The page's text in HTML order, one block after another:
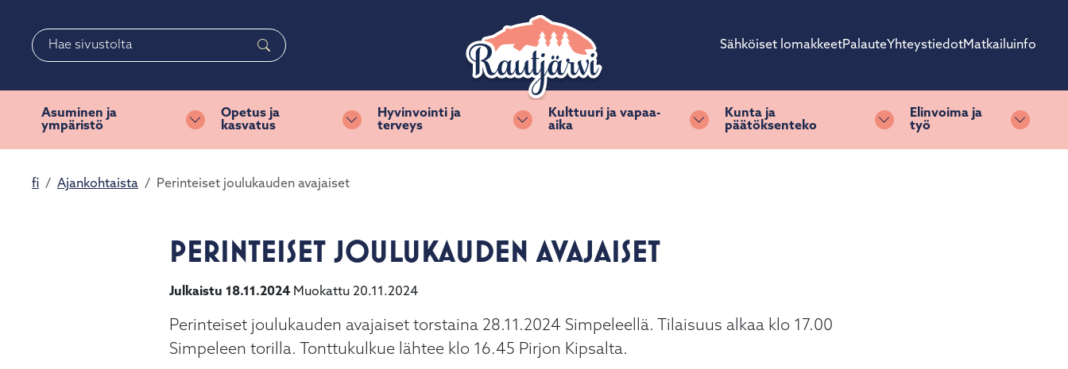
Sähköiset lomakkeetPalauteYhteystiedotMatkailuinfo
Haku
Asuminen ja
ympäristö
Vaihda alasvetovalikkoa
Opetus ja
kasvatus
Vaihda alasvetovalikkoa
Hyvinvointi ja
terveys
Vaihda alasvetovalikkoa
Kulttuuri ja vapaa-
aika
Vaihda alasvetovalikkoa
Kunta ja
päätöksenteko
Vaihda alasvetovalikkoa
Elinvoima ja
työ
Vaihda
fi Ajankohtaista Perinteiset joulukauden avajaiset
PERINTEISET JOULUKAUDEN AVAJAISET
Julkaistu 18.11.2024 Muokattu 20.11.2024
Perinteiset joulukauden avajaiset torstaina 28.11.2024 Simpeleellä. Tilaisuus alkaa klo 17.00
Simpeleen torilla. Tonttukulkue lähtee klo 16.45 Pirjon Kipsalta.